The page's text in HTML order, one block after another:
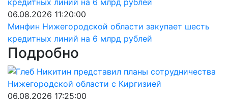
06.08.2026 11:20:00
Минфин Нижегородской области закупает шесть
кредитных линий на 6 млрд рублей
Подробно
06.08.2026 17:25:00